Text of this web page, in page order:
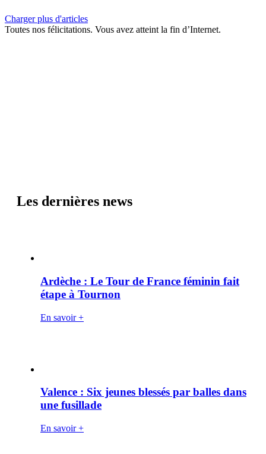
Charger plus d'articles
Toutes nos félicitations. Vous avez atteint la fin d’Internet.
Les dernières news
Ardèche : Le Tour de France féminin fait
étape à Tournon
En savoir +
Valence : Six jeunes blessés par balles dans
une fusillade
En savoir +